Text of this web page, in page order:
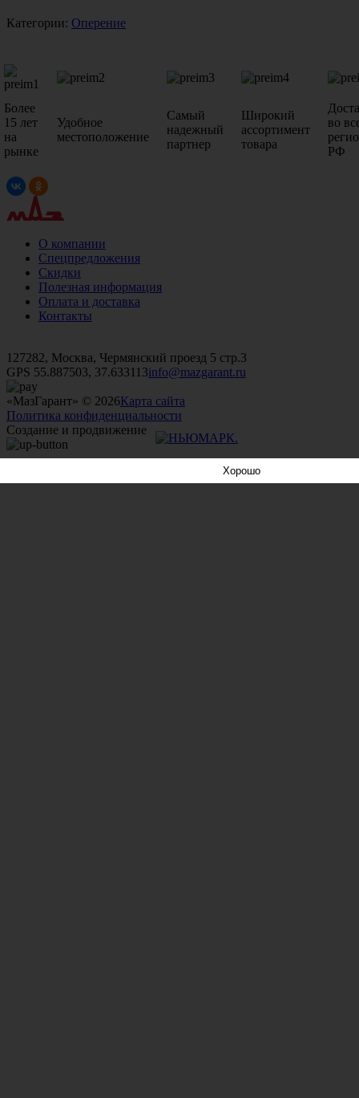
Категории: Оперение
Более
15 лет
на
рынке
Удобное
местоположение
Самый
надежный
партнер
Широкий
ассортимент
товара
во
РФ
О компании
Спецпредложения
Скидки
Полезная информация
Оплата и доставка
Контакты
127282, Москва, Чермянский проезд 5 стр.3
GPS 55.887503, 37.633113info@mazgarant.ru
«МазГарант» © 2026Карта сайта
Политика конфиденциальности
Создание и продвижение
Хорошо